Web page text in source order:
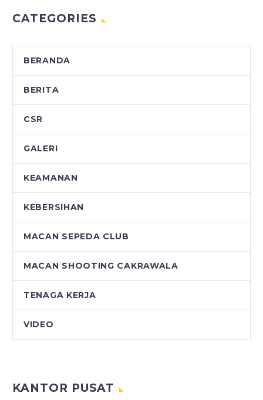
CATEGORIES
BERANDA
BERITA
CSR
GALERI
KEAMANAN
KEBERSIHAN
MACAN SEPEDA CLUB
MACAN SHOOTING CAKRAWALA
TENAGA KERJA
VIDEO
KANTOR PUSAT